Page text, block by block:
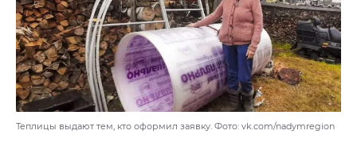
Теплицы выдают тем, кто оформил заявку. Фото: vk.com/nadymregion